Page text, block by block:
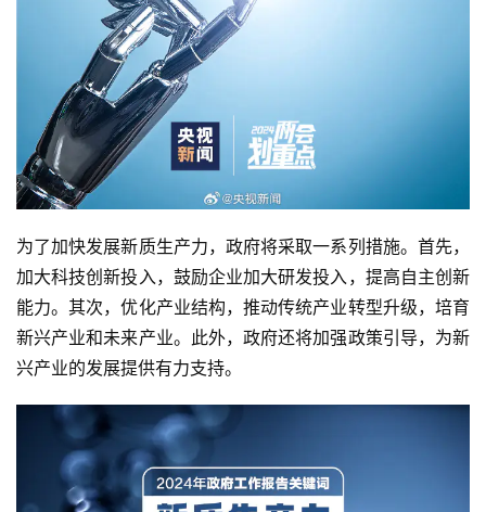
为了加快发展新质生产力，政府将采取一系列措施。首先，
加大科技创新投入，鼓励企业加大研发投入，提高自主创新
能力。其次，优化产业结构，推动传统产业转型升级，培育
新兴产业和未来产业。此外，政府还将加强政策引导，为新
兴产业的发展提供有力支持。